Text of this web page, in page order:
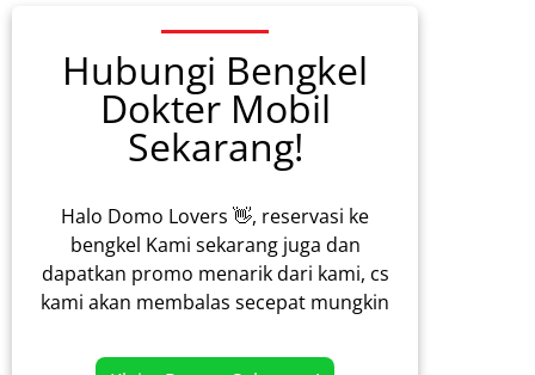
Hubungi Bengkel
Dokter Mobil
Sekarang!
Halo Domo Lovers 👋, reservasi ke
bengkel Kami sekarang juga dan
dapatkan promo menarik dari kami, cs
kami akan membalas secepat mungkin